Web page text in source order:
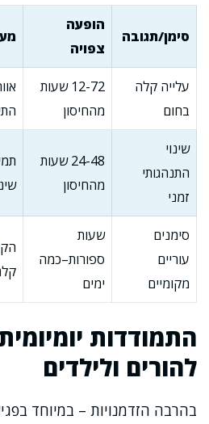
סימן/תגובה
הופעה
צפויה
עלייה קלה
בחום
12-72 שעות
מהחיסון
שינוי
התנהגותי
זמני
24-48 שעות
מהחיסון
סימנים
עוריים
מקומיים
שעות
ספורות–כמה
ימים
התמודדות
להורים ולילדים
בהרבה הזדמנויות – במיוחד